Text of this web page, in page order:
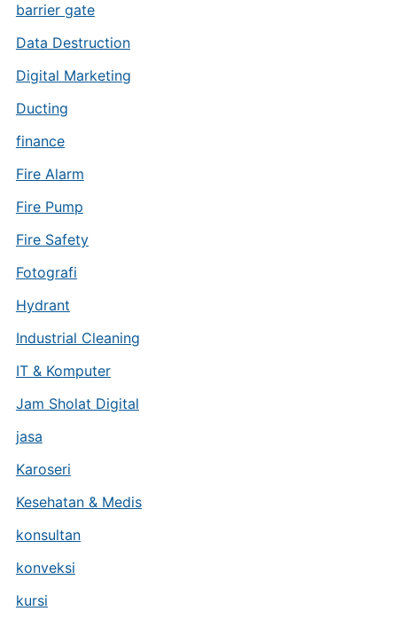
barrier gate
Data Destruction
Digital Marketing
Ducting
finance
Fire Alarm
Fire Pump
Fire Safety
Fotografi
Hydrant
Industrial Cleaning
IT & Komputer
Jam Sholat Digital
jasa
Karoseri
Kesehatan & Medis
konsultan
konveksi
kursi